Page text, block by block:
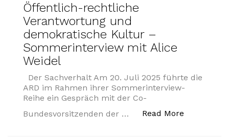
Öffentlich-rechtliche
Verantwortung und
demokratische Kultur –
Sommerinterview mit Alice
Weidel
Der Sachverhalt Am 20. Juli 2025 führte die
ARD im Rahmen ihrer Sommerinterview-
Reihe ein Gespräch mit der Co-
Bundesvorsitzenden der …
Read More